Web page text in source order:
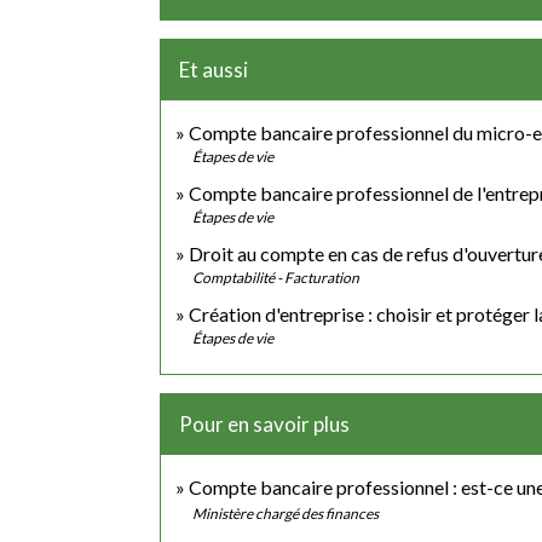
Et aussi
Compte bancaire professionnel du micro-
Étapes de vie
Compte bancaire professionnel de
Étapes de vie
Droit au compte en cas de refus
Comptabilité - Facturation
Création d'entreprise : choisir et protéger
Étapes de vie
Pour en savoir plus
Compte bancaire professionnel : est-ce
Ministère chargé des finances